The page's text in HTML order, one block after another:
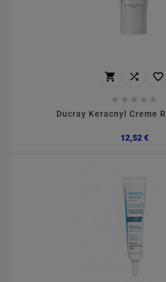
  
    
Ducray Keracnyl Creme
12,52 €